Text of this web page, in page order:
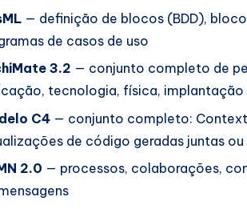
— definição de blocos (BDD),
de casos de uso
3.2 — conjunto completo de
tecnologia, física, implantação
C4 — conjunto completo:
de código geradas juntas
2.0 — processos, colaborações,